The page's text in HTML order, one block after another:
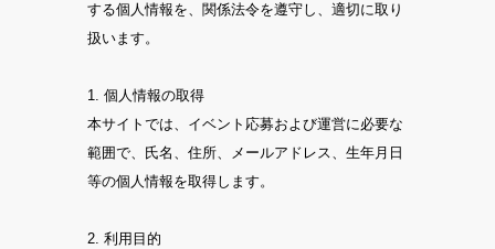
する個人情報を、関係法令を遵守し、適切に取り
扱います。
1. 個人情報の取得
本サイトでは、イベント応募および運営に必要な
範囲で、氏名、住所、メールアドレス、生年月日
等の個人情報を取得します。
2. 利用目的